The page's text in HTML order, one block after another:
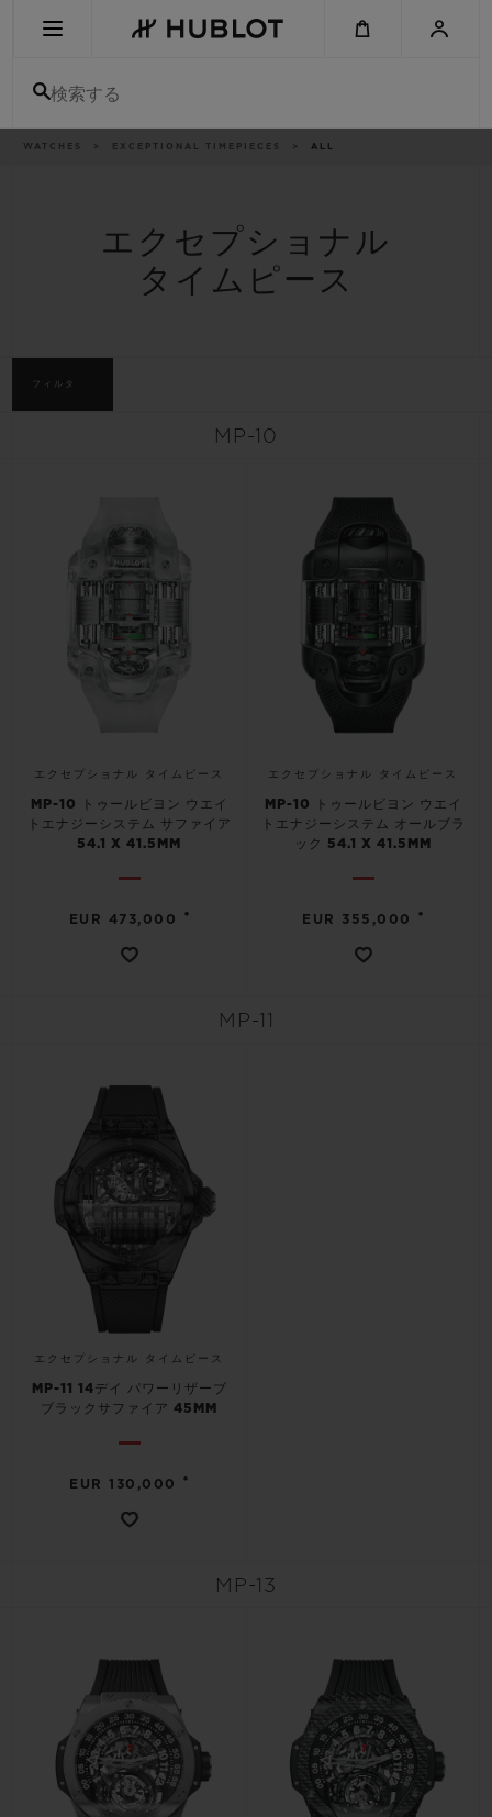
検索する
パ
WATCHES EXCEPTIONAL TIMEPIECES ALL
エクセプショナル
タイムピース
フィルタ
MP-10
エクセプショナル タイムピース
MP-10 トゥールビヨン ウエイ
トエナジーシステム サファイア
54.1 X 41.5MM
EUR 473,000 •
エクセプショナル タイムピース
MP-10 トゥールビヨン ウエイ
トエナジーシステム オールブラ
ック 54.1 X 41.5MM
EUR 355,000 •
MP-11
エクセプショナル タイムピース
MP-11 14デイ パワーリザーブ
ブラックサファイア 45MM
EUR 130,000 •
MP-13
サマー マルチカラーセラ
ピーチセラミック
スピリット オブ ビ
エッセンシャル
特別なサービス
配送日数
安全な決済